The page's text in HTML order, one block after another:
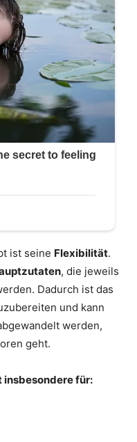
ist seine Flexibilität.
, die jeweils
Dadurch ist das
und kann
werden,
geht.
insbesondere für: